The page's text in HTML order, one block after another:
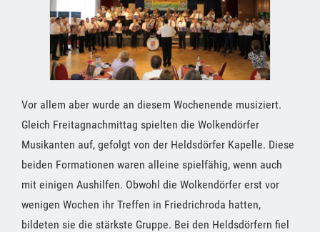
Vor allem aber wurde an diesem Wochenende musiziert.
Gleich Freitagnachmittag spielten die Wolkendörfer
Musikanten auf, gefolgt von der Heldsdörfer Kapelle. Diese
beiden Formationen waren alleine spielfähig, wenn auch
mit einigen Aushilfen. Obwohl die Wolkendörfer erst vor
wenigen Wochen ihr Treffen in Friedrichroda hatten,
bildeten sie die stärkste Gruppe. Bei den Heldsdörfern fiel